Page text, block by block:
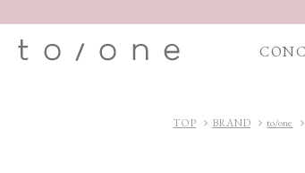
TOP BRAND to/one